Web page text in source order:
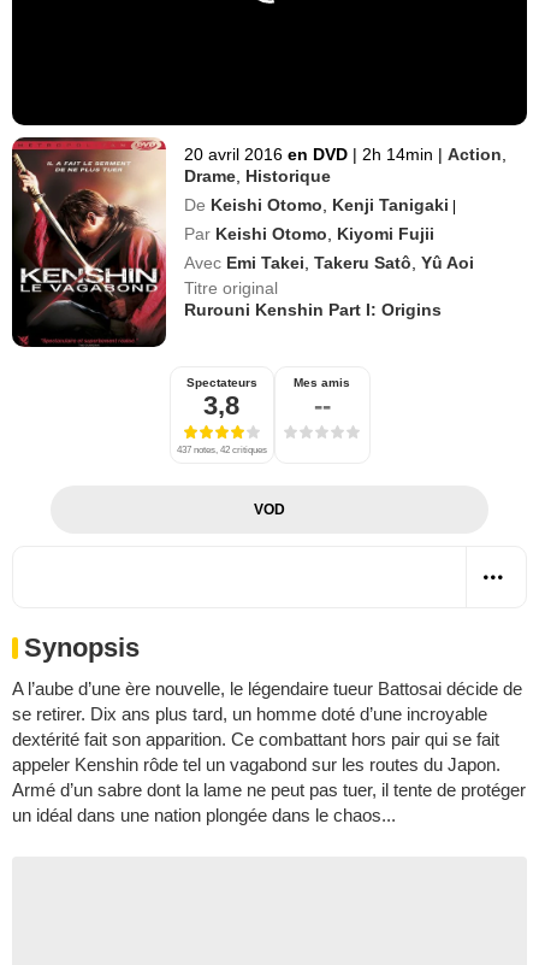
20 avril 2016 en DVD | 2h 14min | Action
Drame Historique
De Keishi Otomo Kenji Tanigaki |
Par Keishi Otomo
Kiyomi Fujii
Avec Emi Takei ,Takeru Satô ,Yû Aoi
Titre original
Rurouni Kenshin Part I: Origins
Spectateurs
3,8
437 notes, 42 critiques
Mes amis
--
VOD
Synopsis
A l’aube d’une ère nouvelle, le légendaire tueur Battosai décide de
se retirer. Dix ans plus tard, un homme doté d’une incroyable
dextérité fait son apparition. Ce combattant hors pair qui se fait
appeler Kenshin rôde tel un vagabond sur les routes du Japon.
Armé d’un sabre dont la lame ne peut pas tuer, il tente de protéger
un idéal dans une nation plongée dans le chaos...